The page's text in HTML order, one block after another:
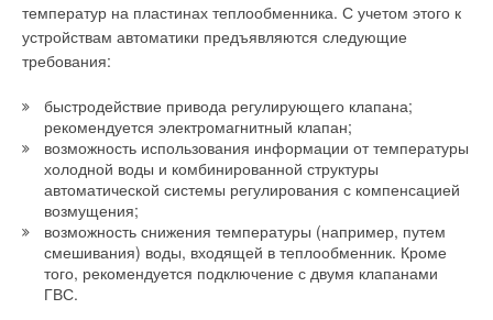
температур на пластинах теплообменника. С учетом этого к
устройствам автоматики предъявляются следующие
требования:
быстродействие привода регулирующего клапана;
рекомендуется электромагнитный клапан;
возможность использования информации от температуры
холодной воды и комбинированной структуры
автоматической системы регулирования с компенсацией
возмущения;
возможность снижения температуры (например, путем
смешивания) воды, входящей в теплообменник. Кроме
того, рекомендуется подключение с двумя клапанами
ГВС.